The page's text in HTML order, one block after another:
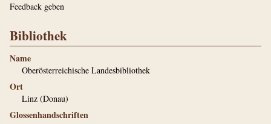
Feedback geben
Bibliothek
Name
Oberösterreichische Landesbibliothek
Ort
Linz (Donau)
Glossenhandschriften